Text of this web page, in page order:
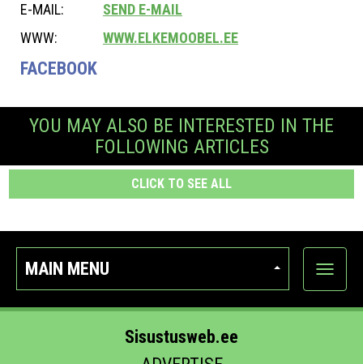
E-MAIL:
SEND E-MAIL
WWW:
WWW.ELKEMOOBEL.EE
FACEBOOK
YOU MAY ALSO BE INTERESTED IN THE
FOLLOWING ARTICLES
CLICK TO SEE ALL
MAIN MENU
Show
Sisustusweb.ee